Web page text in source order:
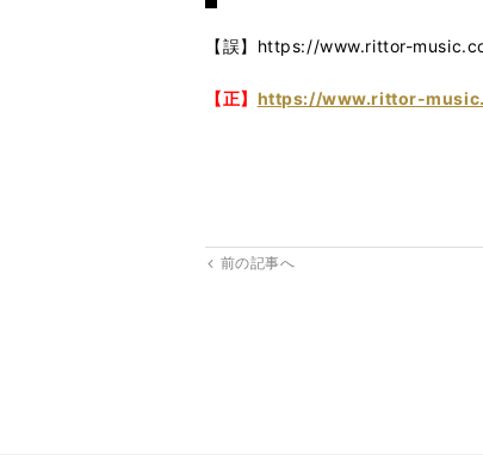
【誤】https://www.rittor-
【正】 https://www.rittor-
前の記事へ